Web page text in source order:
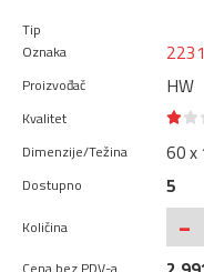
HW
60 x
5
-